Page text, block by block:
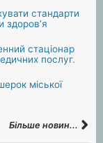
стандарти
здоров’я
стаціонар
послуг.
міської
Більше новин...